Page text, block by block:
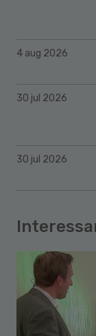
4 aug 2026
30 jul 2026
30 jul 2026